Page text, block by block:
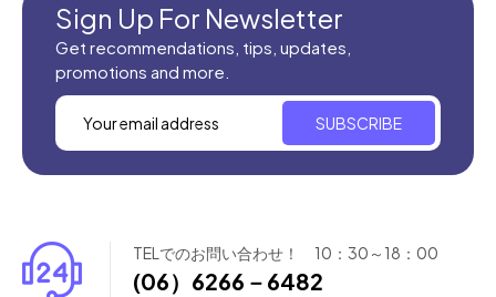
Sign Up For Newsletter
Get recommendations, tips, updates,
promotions and more.
SUBSCRIBE
TELでのお問い合わせ！ 10：30～18：00
(06）6266－6482